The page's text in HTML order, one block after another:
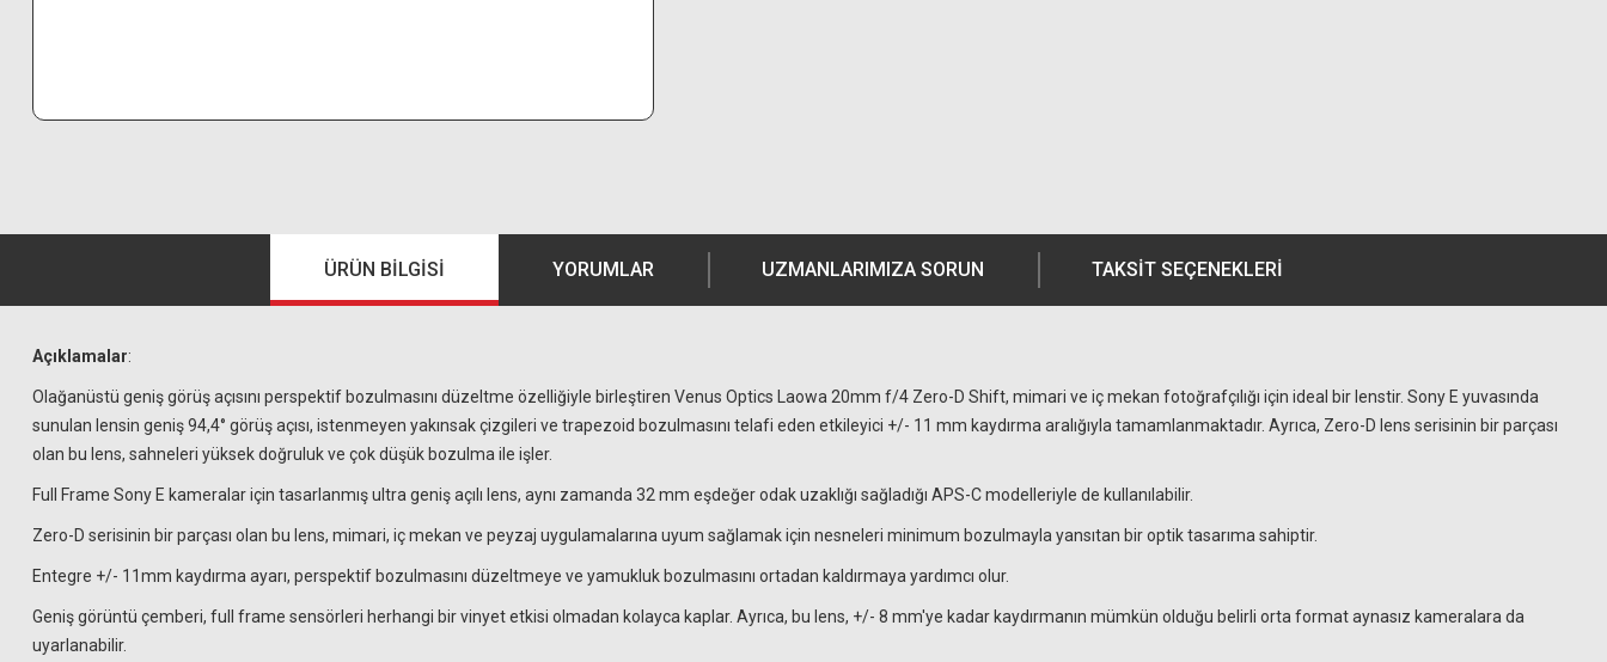
ÜRÜN BILGISI YORUMLAR UZMANLARIMIZA SORUN TAKSIT SEÇENEKLERI
Açıklamalar:
Olağanüstü geniş görüş açısını perspektif bozulmasını düzeltme özelliğiyle birleştiren Venus Optics Laowa 20mm f/4 Zero-D Shift, mimari ve iç mekan fotoğrafçılığı için ideal bir lenstir. Sony E yuvasında
sunulan lensin geniş 94,4° görüş açısı, istenmeyen yakınsak çizgileri ve trapezoid bozulmasını telafi eden etkileyici +/- 11 mm kaydırma aralığıyla tamamlanmaktadır. Ayrıca, Zero-D lens serisinin bir parçası
olan bu lens, sahneleri yüksek doğruluk ve çok düşük bozulma ile işler.
Full Frame Sony E kameralar için tasarlanmış ultra geniş açılı lens, aynı zamanda 32 mm eşdeğer odak uzaklığı sağladığı APS-C modelleriyle de kullanılabilir.
Zero-D serisinin bir parçası olan bu lens, mimari, iç mekan ve peyzaj uygulamalarına uyum sağlamak için nesneleri minimum bozulmayla yansıtan bir optik tasarıma sahiptir.
Entegre +/- 11mm kaydırma ayarı, perspektif bozulmasını düzeltmeye ve yamukluk bozulmasını ortadan kaldırmaya yardımcı olur.
Geniş görüntü çemberi, full frame sensörleri herhangi bir vinyet etkisi olmadan kolayca kaplar. Ayrıca, bu lens, +/- 8 mm'ye kadar kaydırmanın mümkün olduğu belirli orta format aynasız kameralara da
uyarlanabilir.